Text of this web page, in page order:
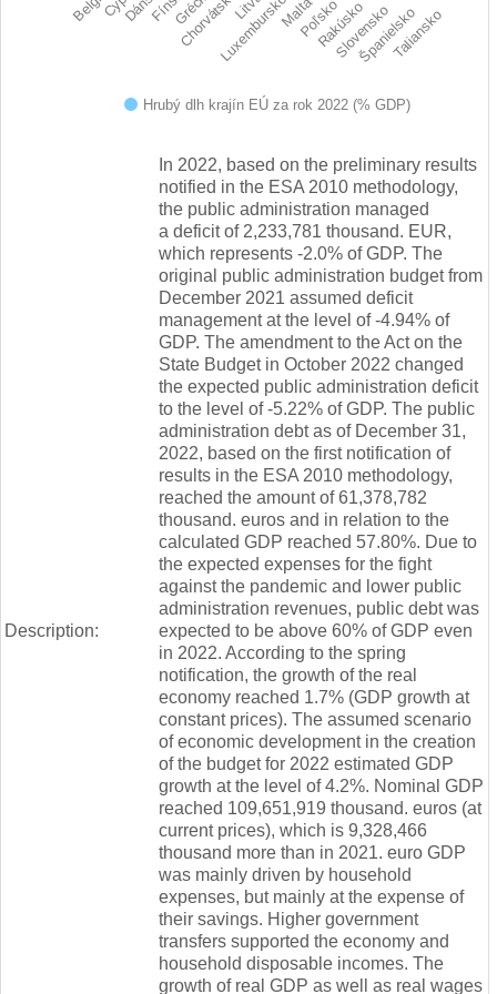
Hrubý dlh krajín EÚ za rok 2022 (% GDP)
ChorvátskoLuxemburskoMaltaPoľsko
Rakúsko
Slovensko
Španielsko
Taliansko
Description:
In 2022, based on the preliminary results
notified in the ESA 2010 methodology,
the public administration managed
a deficit of 2,233,781 thousand. EUR,
which represents -2.0% of GDP. The
original public administration budget from
December 2021 assumed deficit
management at the level of -4.94% of
GDP. The amendment to the Act on the
State Budget in October 2022 changed
the expected public administration deficit
to the level of -5.22% of GDP. The public
administration debt as of December 31,
2022, based on the first notification of
results in the ESA 2010 methodology,
reached the amount of 61,378,782
thousand. euros and in relation to the
calculated GDP reached 57.80%. Due to
the expected expenses for the fight
against the pandemic and lower public
administration revenues, public debt was
expected to be above 60% of GDP even
in 2022. According to the spring
notification, the growth of the real
economy reached 1.7% (GDP growth at
constant prices). The assumed scenario
of economic development in the creation
of the budget for 2022 estimated GDP
growth at the level of 4.2%. Nominal GDP
reached 109,651,919 thousand. euros (at
current prices), which is 9,328,466
thousand more than in 2021. euro GDP
was mainly driven by household
expenses, but mainly at the expense of
their savings. Higher government
transfers supported the economy and
household disposable incomes. The
growth of real GDP as well as real wages